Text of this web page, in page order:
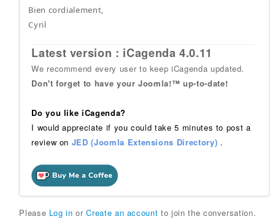
Bien cordialement,
Cyril
Latest version : iCagenda 4.0.11
We recommend every user to keep iCagenda updated.
Don't forget to have your Joomla!™ up-to-date!
Do you like iCagenda?
I would appreciate if you could take 5 minutes to post a
review on JED (Joomla Extensions Directory) .
Please Log in orCreate an account to join the conversation.